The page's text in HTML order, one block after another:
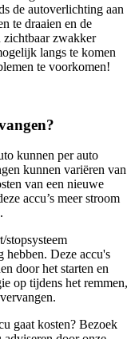
de autoverlichting aan
te draaien en de
zichtbaar zwakker
langs te komen
te voorkomen!
kunnen per auto
kunnen variëren van
van een nieuwe
accu’s meer stroom
stopsysteem
Deze accu's
door het starten en
op tijdens het remmen,
gaat kosten? Bezoek